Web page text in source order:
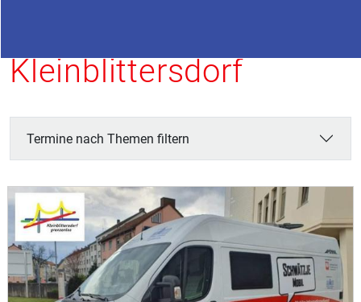
Kleinblittersdorf
Termine nach Themen filtern